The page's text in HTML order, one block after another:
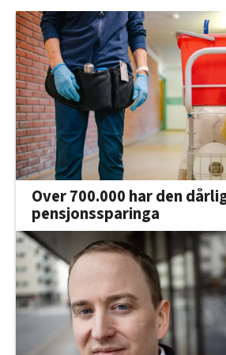
Over 700.000 har den
pensjonssparinga